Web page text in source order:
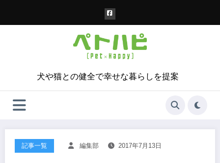
犬や猫との健全で幸せな暮らしを提案
記事一覧 編集部 2017年7月13日